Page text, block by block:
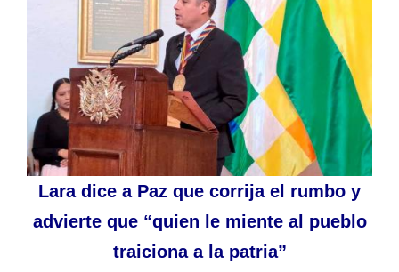
Lara dice a Paz que corrija el rumbo y
advierte que “quien le miente al pueblo
traiciona a la patria”